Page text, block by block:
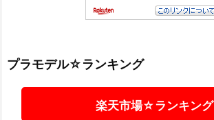
プラモデル☆ランキング
楽天市場☆ランキング